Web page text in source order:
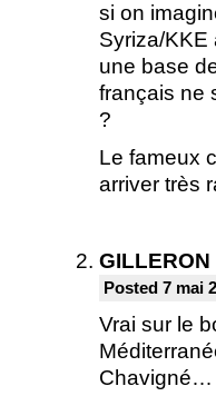
si on
Syriza/KKE
une base
français ne
?
Le fameux
arriver très
Posted 7 mai
Vrai sur le
Chavigné…